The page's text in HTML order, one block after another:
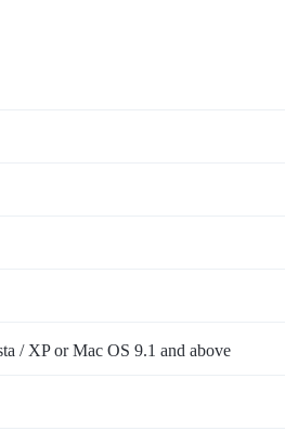
/ XP or Mac OS 9.1 and above